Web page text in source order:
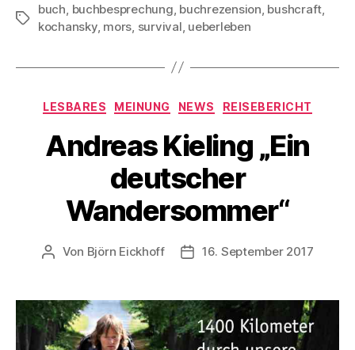
Schlagwörter
buch buchbesprechung buchrezension bushcraft
kochansky, mors survival ueberleben
Kategorien
LESBARES MEINUNG NEWS REISEBERICHT
Andreas Kieling „Ein
deutscher
Wandersommer“
Beitragsautor
Von Björn Eickhoff Veröffentlichungsdatum
16. September 2017